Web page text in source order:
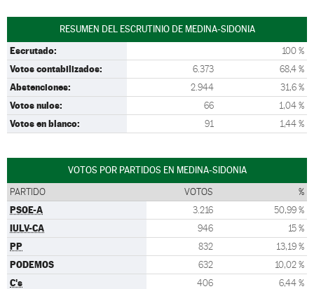
RESUMEN DEL ESCRUTINIO DE MEDINA-SIDONIA
Escrutado: 100 %
Votos contabilizados: 6.373 68,4 %
Abstenciones: 2.944 31,6 %
Votos nulos: 66 1,04 %
Votos en blanco: 91 1,44 %
VOTOS POR PARTIDOS EN MEDINA-SIDONIA
PARTIDO VOTOS %
PSOE-A 3.216 50,99 %
IULV-CA 946 15 %
PP 832 13,19 %
PODEMOS 632 10,02 %
C's 406 6,44 %